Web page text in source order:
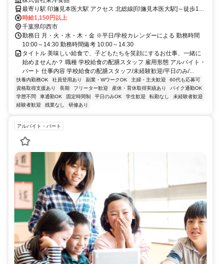
最寄り駅 印旛見本医大駅 アクセス 北総線[印旛見本医大駅]～徒歩11
分 ※車通勤可
時給1,150円以上
千葉県印西市
勤務日 月・火・水・木・金 ※平日/学校カレンダーによる 勤務時間
10:00～14:30 勤務時間備考 10:00～14:30
タイトル 美味しい給食で、子どもたちを笑顔にするお仕事、一緒に
始めませんか？ 職種 学校給食の配膳スタッフ 雇用形態 アルバイト・
パート 仕事内容 学校給食の配膳スタッフ/未経験歓迎/平日のみ/...
扶養内勤務OK 社員登用あり 副業・WワークOK 主婦・主夫歓迎
60代も応募可
資格取得支援あり
長期 フリーター歓迎 産休・育休取得実績あり
バイク通勤OK
学歴不問
車通勤OK 固定時間制 平日のみOK 学生歓迎 転勤なし
未経験者歓迎
経験者歓迎
残業なし 研修あり
アルバイト・パート